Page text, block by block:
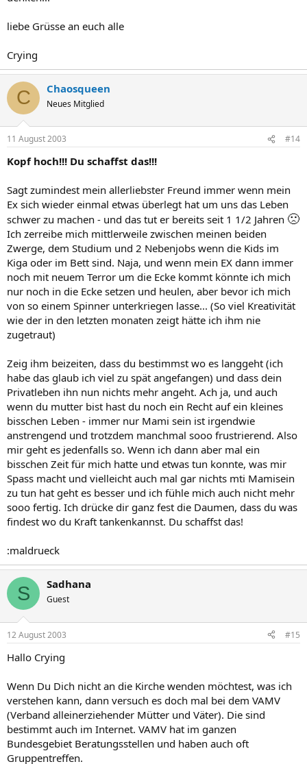
liebe Grüsse an euch alle
Crying
C Chaosqueen
Neues Mitglied
11 August 2003 #14
Kopf hoch!!! Du schaffst das!!!
Sagt zumindest mein allerliebster Freund immer wenn mein
Ex sich wieder einmal etwas überlegt hat um uns das Leben
schwer zu machen - und das tut er bereits seit 1 1/2 Jahren 🙁
Ich zerreibe mich mittlerweile zwischen meinen beiden
Zwerge, dem Studium und 2 Nebenjobs wenn die Kids im
Kiga oder im Bett sind. Naja, und wenn mein EX dann immer
noch mit neuem Terror um die Ecke kommt könnte ich mich
nur noch in die Ecke setzen und heulen, aber bevor ich mich
von so einem Spinner unterkriegen lasse... (So viel Kreativität
wie der in den letzten monaten zeigt hätte ich ihm nie
zugetraut)
Zeig ihm beizeiten, dass du bestimmst wo es langgeht (ich
habe das glaub ich viel zu spät angefangen) und dass dein
Privatleben ihn nun nichts mehr angeht. Ach ja, und auch
wenn du mutter bist hast du noch ein Recht auf ein kleines
bisschen Leben - immer nur Mami sein ist irgendwie
anstrengend und trotzdem manchmal sooo frustrierend. Also
mir geht es jedenfalls so. Wenn ich dann aber mal ein
bisschen Zeit für mich hatte und etwas tun konnte, was mir
Spass macht und vielleicht auch mal gar nichts mti Mamisein
zu tun hat geht es besser und ich fühle mich auch nicht mehr
sooo fertig. Ich drücke dir ganz fest die Daumen, dass du was
findest wo du Kraft tankenkannst. Du schaffst das!
:maldrueck
S Sadhana
Guest
12 August 2003 #15
Hallo Crying
Wenn Du Dich nicht an die Kirche wenden möchtest, was ich
verstehen kann, dann versuch es doch mal bei dem VAMV
(Verband alleinerziehender Mütter und Väter). Die sind
bestimmt auch im Internet. VAMV hat im ganzen
Bundesgebiet Beratungsstellen und haben auch oft
Gruppentreffen.